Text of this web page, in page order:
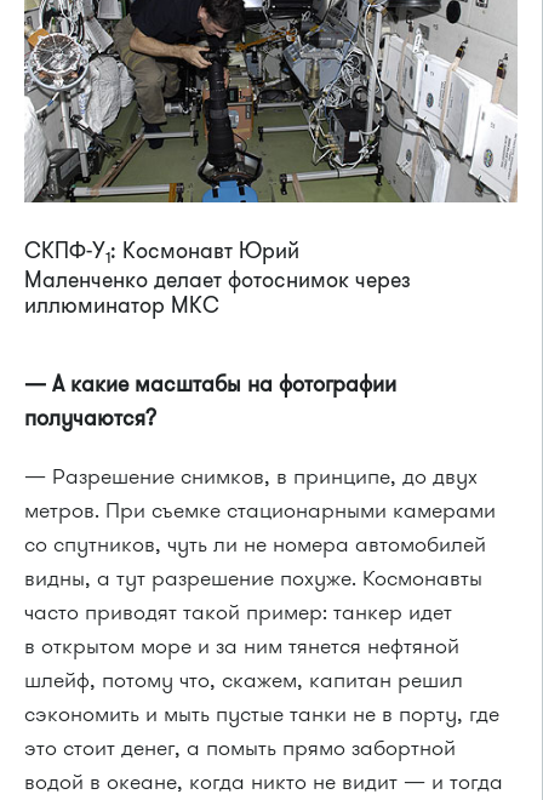
СКПФ-У1: Космонавт Юрий
Маленченко делает фотоснимок через
иллюминатор МКС
— А какие масштабы на фотографии
получаются?
— Разрешение снимков, в принципе, до двух
метров. При съемке стационарными камерами
со спутников, чуть ли не номера автомобилей
видны, а тут разрешение похуже. Космонавты
часто приводят такой пример: танкер идет
в открытом море и за ним тянется нефтяной
шлейф, потому что, скажем, капитан решил
сэкономить и мыть пустые танки не в порту, где
это стоит денег, а помыть прямо забортной
водой в океане, когда никто не видит — и тогда